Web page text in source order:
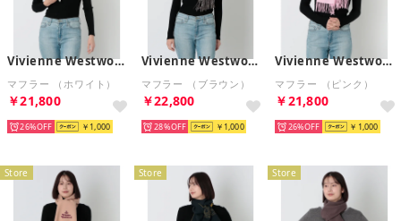
Vivienne Westwood
マフラー （ホワイト）
￥21,800
26% ￥1,000
Vivienne Westwood
マフラー （ブラウン）
￥22,800
28% ￥1,000
Vivienne Westwood
マフラー （ピンク）
￥21,800
26% ￥1,000
Store Store Store